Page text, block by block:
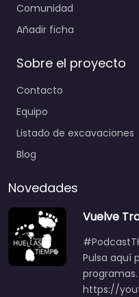
Comunidad
Añadir ficha
Sobre el proyecto
Contacto
Equipo
Listado de excavaciones
Blog
Novedades
Vuelve
Pulsa aquí
programas.
https://